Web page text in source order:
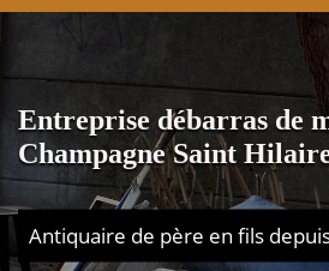
Entreprise débarras de
Champagne Saint
Antiquaire de père en fils